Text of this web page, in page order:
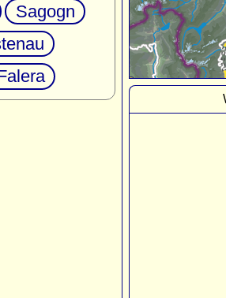
Sagogn